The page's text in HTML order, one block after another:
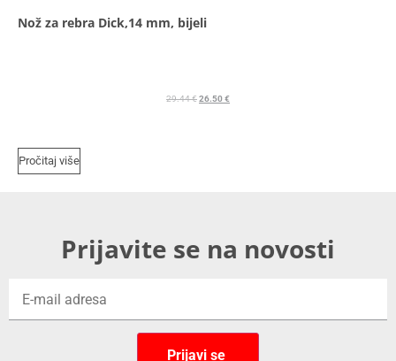
Nož za rebra Dick,14 mm, bijeli
29.44€26.50€
Pročitaj više
Prijavite se na novosti